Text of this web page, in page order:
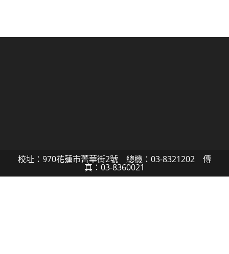
校址：970花蓮市菁華街2號 總機：03-8321202 傳
真：03-8360021